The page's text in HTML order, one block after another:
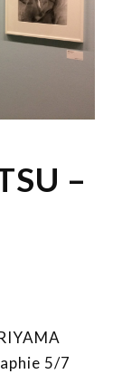
–
5/7